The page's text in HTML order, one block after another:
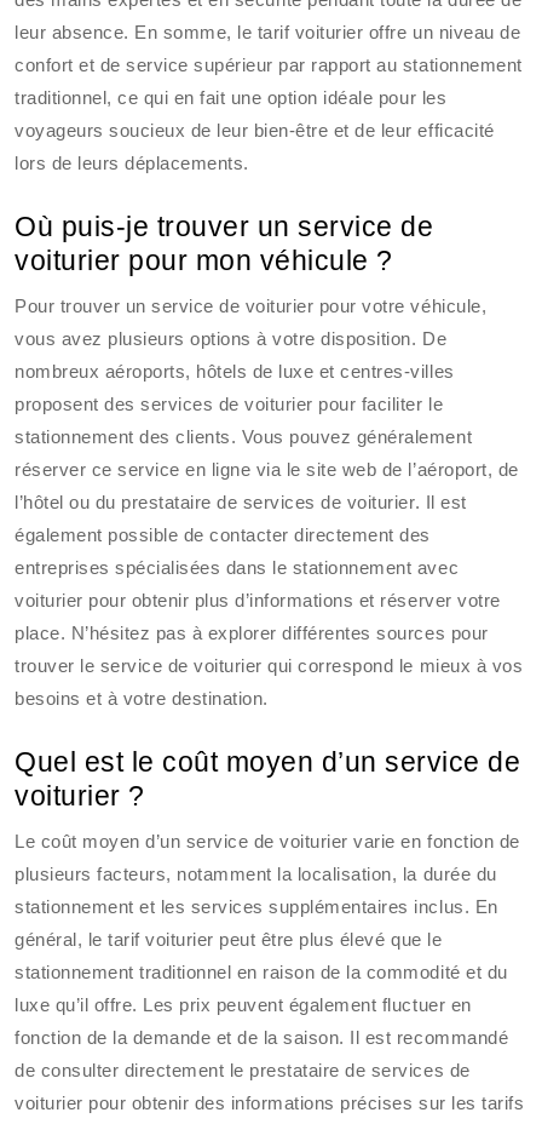
leur absence. En somme, le tarif voiturier offre un niveau de
confort et de service supérieur par rapport au stationnement
traditionnel, ce qui en fait une option idéale pour les
voyageurs soucieux de leur bien-être et de leur efficacité
lors de leurs déplacements.
Où puis-je trouver un service de
voiturier pour mon véhicule ?
Pour trouver un service de voiturier pour votre véhicule,
vous avez plusieurs options à votre disposition. De
nombreux aéroports, hôtels de luxe et centres-villes
proposent des services de voiturier pour faciliter le
stationnement des clients. Vous pouvez généralement
réserver ce service en ligne via le site web de l’aéroport, de
l’hôtel ou du prestataire de services de voiturier. Il est
également possible de contacter directement des
entreprises spécialisées dans le stationnement avec
voiturier pour obtenir plus d’informations et réserver votre
place. N’hésitez pas à explorer différentes sources pour
trouver le service de voiturier qui correspond le mieux à vos
besoins et à votre destination.
Quel est le coût moyen d’un service de
voiturier ?
Le coût moyen d’un service de voiturier varie en fonction de
plusieurs facteurs, notamment la localisation, la durée du
stationnement et les services supplémentaires inclus. En
général, le tarif voiturier peut être plus élevé que le
stationnement traditionnel en raison de la commodité et du
luxe qu’il offre. Les prix peuvent également fluctuer en
fonction de la demande et de la saison. Il est recommandé
de consulter directement le prestataire de services de
voiturier pour obtenir des informations précises sur les tarifs